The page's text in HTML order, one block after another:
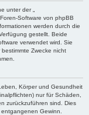
unter der „
Software von phpBB
werden durch die
gestellt. Beide
verwendet wird. Sie
Zwecke nicht
Körper und Gesundheit
nur für Schäden,
zurückzuführen sind. Dies
Gewinn.